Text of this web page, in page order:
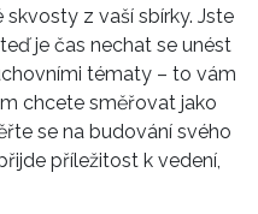
z vaší sbírky. Jste
je čas nechat se unést
tématy – to vám
chcete směřovat jako
se na budování svého
příležitost k vedení,